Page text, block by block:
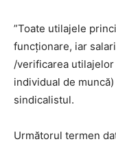
”Toate utilajele
funcționare, iar
/verificarea
individual de
sindicalistul.
Următorul termen